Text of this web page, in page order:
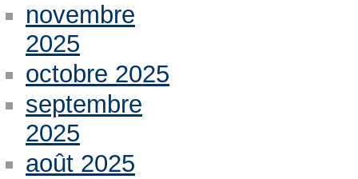
novembre
2025
octobre 2025
septembre
2025
août 2025